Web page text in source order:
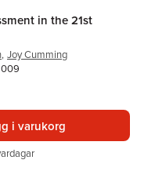
in the 21st
, Joy Cumming
i varukorg